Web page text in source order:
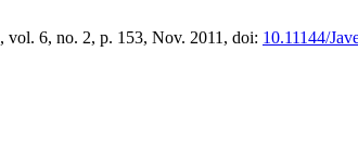
, vol. 6, no. 2, p. 153, Nov. 2011, doi: 10.11144/